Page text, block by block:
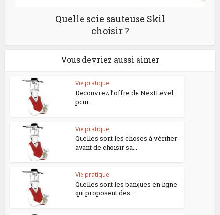
Quelle scie sauteuse Skil
choisir ?
Vous devriez aussi aimer
Vie pratique
Découvrez l’offre de NextLevel
pour...
Vie pratique
Quelles sont les choses à vérifier
avant de choisir sa...
Vie pratique
Quelles sont les banques en ligne
qui proposent des...